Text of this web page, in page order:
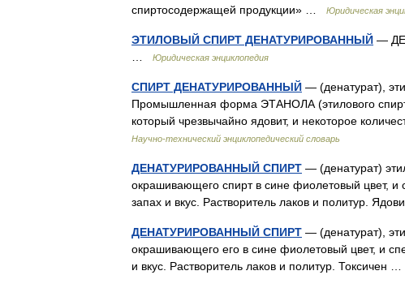
спиртосодержащей продукции» …
Юридическая
ЭТИЛОВЫЙ СПИРТ ДЕНАТУРИРОВАННЫЙ —
Юридическая энциклопедия
СПИРТ ДЕНАТУРИРОВАННЫЙ — (денатурат),
Промышленная форма ЭТАНОЛА (этилового
который чрезвычайно ядовит, и некоторое
Научно-технический энциклопедический словарь
ДЕНАТУРИРОВАННЫЙ СПИРТ — (денатурат)
окрашивающего спирт в сине фиолетовый цвет,
запах и вкус. Растворитель лаков и политур.
ДЕНАТУРИРОВАННЫЙ СПИРТ — (денатурат),
окрашивающего его в сине фиолетовый цвет, и
и вкус. Растворитель лаков и политур. Токсичен …